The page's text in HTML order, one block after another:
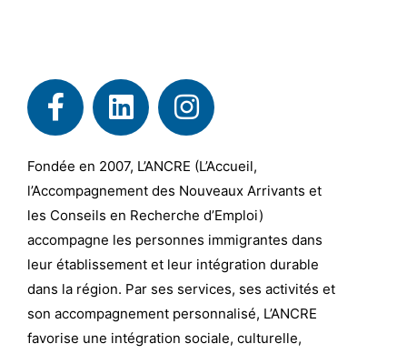
Fondée en 2007, L’ANCRE (L’Accueil,
l’Accompagnement des Nouveaux Arrivants et
les Conseils en Recherche d’Emploi)
accompagne les personnes immigrantes dans
leur établissement et leur intégration durable
dans la région. Par ses services, ses activités et
son accompagnement personnalisé, L’ANCRE
favorise une intégration sociale, culturelle,